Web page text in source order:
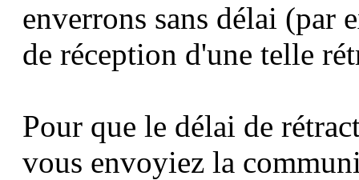
enverrons sans délai (par
de réception d'une telle
Pour que le délai de
vous envoyiez la